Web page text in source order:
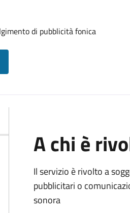
di pubblicità fonica
A chi è
Il servizio è rivolto a
pubblicitari o
sonora